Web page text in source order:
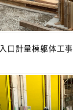
入口計量棟躯体工事